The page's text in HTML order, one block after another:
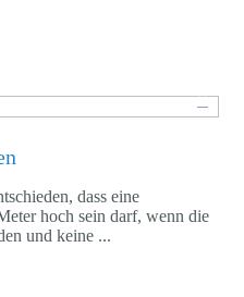
dass eine
hoch sein darf, wenn die
und keine ...